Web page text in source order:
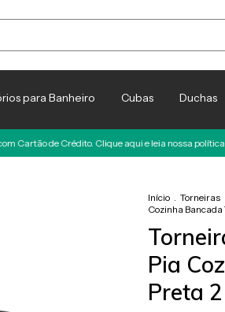
para Banheiro Cubas Duchas
Clique aqui e leia nossa política Antifraude
Início . Torneiras
Cozinha Bancada
Pia
Preta